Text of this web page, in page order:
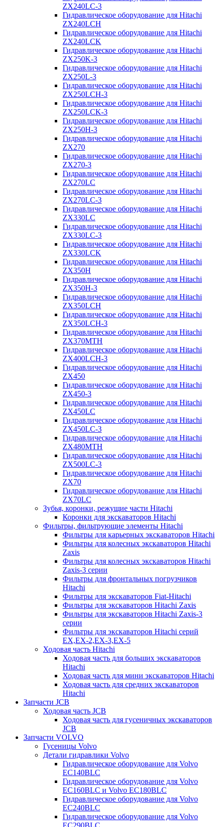
ZX240LC-3
Гидравлическое оборудование для Hitachi
ZX240LCH
Гидравлическое оборудование для Hitachi
ZX240LCK
Гидравлическое оборудование для Hitachi
ZX250K-3
Гидравлическое оборудование для Hitachi
ZX250L-3
Гидравлическое оборудование для Hitachi
ZX250LCH-3
Гидравлическое оборудование для Hitachi
ZX250LCK-3
Гидравлическое оборудование для Hitachi
ZX250Н-3
Гидравлическое оборудование для Hitachi
ZX270
Гидравлическое оборудование для Hitachi
ZX270-3
Гидравлическое оборудование для Hitachi
ZX270LC
Гидравлическое оборудование для Hitachi
ZX270LC-3
Гидравлическое оборудование для Hitachi
ZX330LC
Гидравлическое оборудование для Hitachi
ZX330LC-3
Гидравлическое оборудование для Hitachi
ZX330LCK
Гидравлическое оборудование для Hitachi
ZX350H
Гидравлическое оборудование для Hitachi
ZX350H-3
Гидравлическое оборудование для Hitachi
ZX350LCH
Гидравлическое оборудование для Hitachi
ZX350LCH-3
Гидравлическое оборудование для Hitachi
ZX370MTH
Гидравлическое оборудование для Hitachi
ZX400LCH-3
Гидравлическое оборудование для Hitachi
ZX450
Гидравлическое оборудование для Hitachi
ZX450-3
Гидравлическое оборудование для Hitachi
ZX450LC
Гидравлическое оборудование для Hitachi
ZX450LC-3
Гидравлическое оборудование для Hitachi
ZX480MTH
Гидравлическое оборудование для Hitachi
ZX500LC-3
Гидравлическое оборудование для Hitachi
ZX70
Гидравлическое оборудование для Hitachi
ZX70LC
Зубья, коронки, режущие части Hitachi
Коронки для экскаваторов Hitachi
Фильтры, фильтрующие элементы Hitachi
Фильтры для карьерных экскаваторов Hitachi
Фильтры для колесных экскаваторов Hitachi
Zaxis
Фильтры для колесных экскаваторов Hitachi
Zaxis-3 серии
Фильтры для фронтальных погрузчиков
Hitachi
Фильтры для экскаваторов Fiat-Hitachi
Фильтры для экскаваторов Hitachi Zaxis
Фильтры для экскаваторов Hitachi Zaxis-3
серии
Фильтры для экскаваторов Hitachi серий
EX,EX-2,EX-3,EX-5
Ходовая часть Hitachi
Ходовая часть для больших экскаваторов
Hitachi
Ходовая часть для мини экскаваторов Hitachi
Ходовая часть для средних экскаваторов
Hitachi
Запчасти JCB
Ходовая часть JCB
Ходовая часть для гусеничных экскаваторов
JCB
Запчасти VOLVO
Гусеницы Volvo
Детали гидравлики Volvo
Гидравлическое оборудование для Volvo
EC140BLC
Гидравлическое оборудование для Volvo
EC160BLC и Volvo EC180BLC
Гидравлическое оборудование для Volvo
EC240BLC
Гидравлическое оборудование для Volvo
EC290BLC